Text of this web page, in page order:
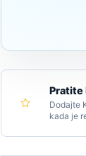
Pratite
Dodajte
kada je